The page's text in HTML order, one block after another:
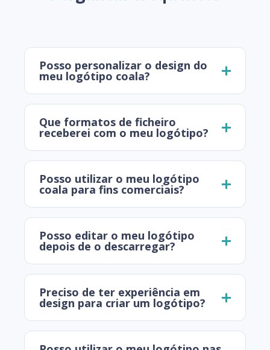
Posso personalizar o design do
meu logótipo coala?
Que formatos de ficheiro
receberei com o meu logótipo?
Posso utilizar o meu logótipo
coala para fins comerciais?
Posso editar o meu logótipo
depois de o descarregar?
Preciso de ter experiência em
design para criar um logótipo?